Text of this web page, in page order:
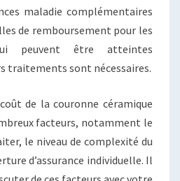
maladie complémentaires
de remboursement pour les
peuvent être atteintes
traitements sont nécessaires.
de la couronne céramique
facteurs, notamment le
le niveau de complexité du
d’assurance individuelle. Il